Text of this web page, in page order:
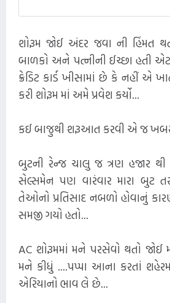
શોરૂમ જોઈ અંદર જવા ની હિંમત
બાળકો અને પત્નીની ઈચ્છા હતી
ક્રેડિટ કાર્ડ ખીસામાં છે કે નહીં એ
કરી શોરૂમ માં અમે પ્રવેશ કર્યો...
કઈ બાજુથી શરૂઆત કરવી એ જ ખબર
બુટની રેન્જ ચાલુ જ ત્રણ હજાર થી
સેલ્સમેન પણ વારંવાર મારા બુટ
તેઓનો પ્રતિસાદ નબળો હોવાનું
સમજી ગયો હતો...
AC શોરૂમમાં મને પરસેવો થતો જોઈ
મને કીધું ....પપ્પા આના કરતાં
એરિયાનો ભાવ લે છે...